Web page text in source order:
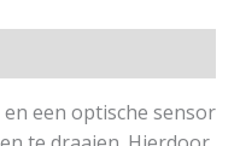
een optische sensor